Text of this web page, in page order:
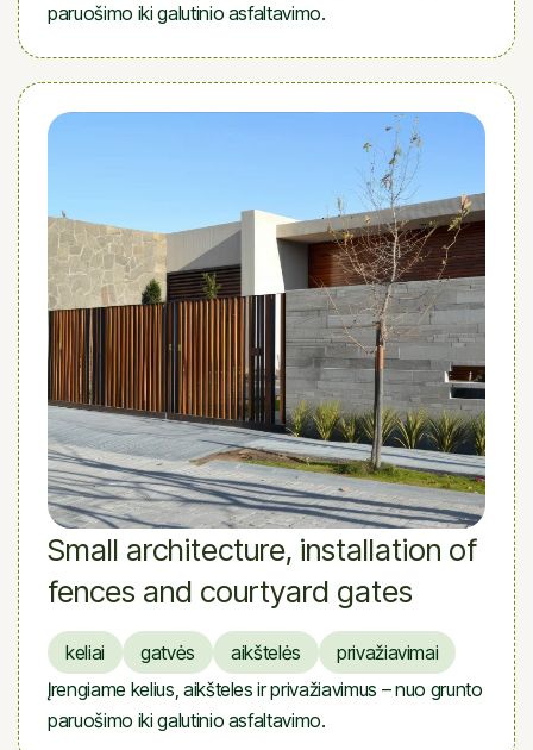
paruošimo iki galutinio asfaltavimo.
Small architecture, installation of
fences and courtyard gates
keliai gatvės aikštelės
privažiavimai
Įrengiame kelius, aikšteles ir privažiavimus – nuo grunto
paruošimo iki galutinio asfaltavimo.